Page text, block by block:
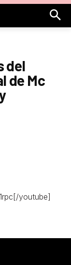
del
de Mc
youtube]